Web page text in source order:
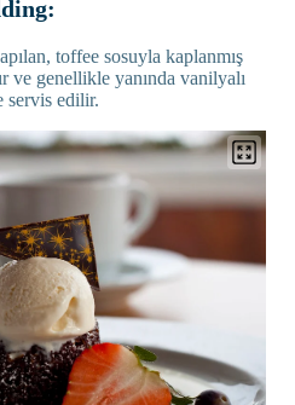
toffee sosuyla kaplanmış
ve genellikle yanında vanilyalı
servis edilir.